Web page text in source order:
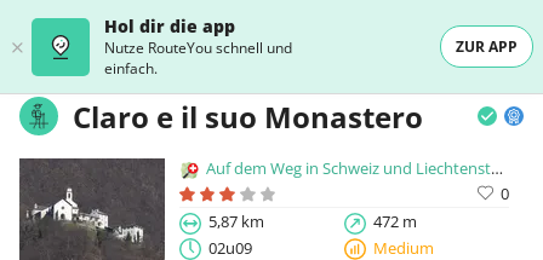
Hol dir die app
Nutze RouteYou schnell und
einfach.
ZUR APP
Claro e il suo Monastero
Auf dem Weg in Schweiz und Liechtenstein
0
5,87 km
472 m
02u09
Medium